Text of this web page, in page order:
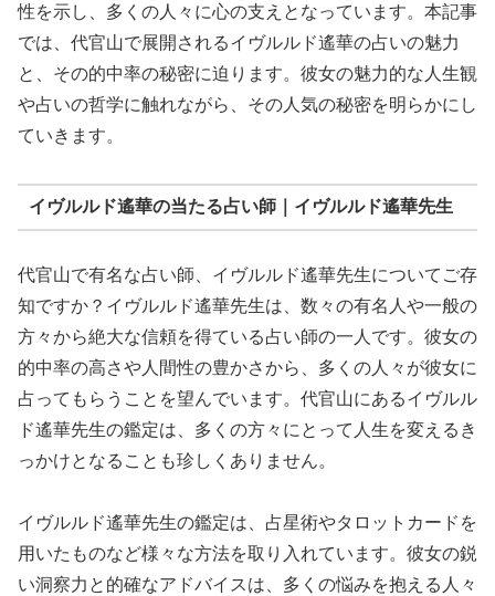
性を示し、多くの人々に心の支えとなっています。本記事
では、代官山で展開されるイヴルルド遙華の占いの魅力
と、その的中率の秘密に迫ります。彼女の魅力的な人生観
や占いの哲学に触れながら、その人気の秘密を明らかにし
ていきます。
イヴルルド遙華の当たる占い師｜イヴルルド遙華先生
代官山で有名な占い師、イヴルルド遙華先生についてご存
知ですか？イヴルルド遙華先生は、数々の有名人や一般の
方々から絶大な信頼を得ている占い師の一人です。彼女の
的中率の高さや人間性の豊かさから、多くの人々が彼女に
占ってもらうことを望んでいます。代官山にあるイヴルル
ド遙華先生の鑑定は、多くの方々にとって人生を変えるき
っかけとなることも珍しくありません。
イヴルルド遙華先生の鑑定は、占星術やタロットカードを
用いたものなど様々な方法を取り入れています。彼女の鋭
い洞察力と的確なアドバイスは、多くの悩みを抱える人々